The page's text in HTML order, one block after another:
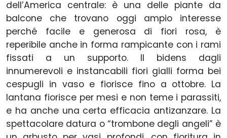
dell’America centrale: è una delle piante da
balcone che trovano oggi ampio interesse
perché facile e generosa di fiori rosa, è
reperibile anche in forma rampicante con i rami
fissati a un supporto. Il bidens dagli
innumerevoli e instancabili fiori gialli forma bei
cespugli in vaso e fiorisce fino a ottobre. La
lantana fiorisce per mesi e non teme i parassiti,
e ha anche una certa efficacia antizanzare. La
spettacolare datura o “trombone degli angeli” è